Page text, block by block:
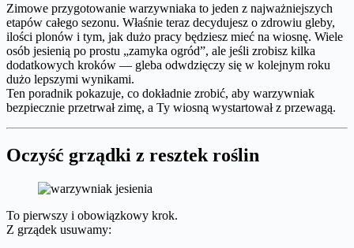
Zimowe przygotowanie warzywniaka to jeden z najważniejszych
etapów całego sezonu. Właśnie teraz decydujesz o zdrowiu gleby,
ilości plonów i tym, jak dużo pracy będziesz mieć na wiosnę. Wiele
osób jesienią po prostu „zamyka ogród”, ale jeśli zrobisz kilka
dodatkowych kroków — gleba odwdzięczy się w kolejnym roku
dużo lepszymi wynikami.
Ten poradnik pokazuje, co dokładnie zrobić, aby warzywniak
bezpiecznie przetrwał zimę, a Ty wiosną wystartował z przewagą.
Oczyść grządki z resztek roślin
To pierwszy i obowiązkowy krok.
Z grządek usuwamy: